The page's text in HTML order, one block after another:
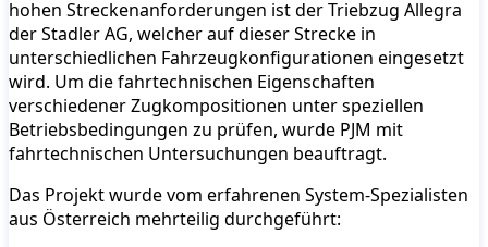
hohen Streckenanforderungen ist der Triebzug Allegra
der Stadler AG, welcher auf dieser Strecke in
unterschiedlichen Fahrzeugkonfigurationen eingesetzt
wird. Um die fahrtechnischen Eigenschaften
verschiedener Zugkompositionen unter speziellen
Betriebsbedingungen zu prüfen, wurde PJM mit
fahrtechnischen Untersuchungen beauftragt.
Das Projekt wurde vom erfahrenen System-Spezialisten
aus Österreich mehrteilig durchgeführt: